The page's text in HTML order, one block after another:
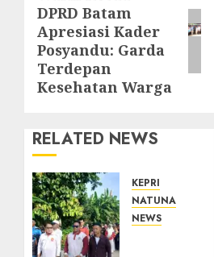
post:
DPRD Batam
Apresiasi Kader
Posyandu: Garda
Terdepan
Kesehatan Warga
RELATED NEWS
KEPRI
NATUNA
NEWS